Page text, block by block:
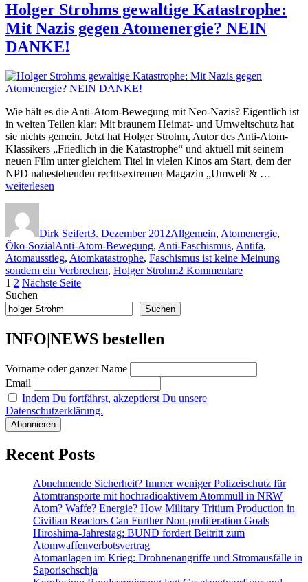
einige
gute
Neonazis“
Holger Strohms gewaltige Katastrophe:
Mit Nazis gegen Atomenergie? NEIN
DANKE!
Wie hält es die Anti-Atom-Bewegung mit Neo-Nazis? Eigentlich ist
in weiten Teilen klar: Mit braunem Heimat- und Umweltschutz hat
sie nichts gemein. Jetzt hat Holger Strohm, Autor des Anti-Atom-
Klassikers „Friedlich in die Katastrophe“ und aktuell mit seinem
neuen Film unter gleichem Titel in vielen Kinos am Start, dem der
NPD nahestehenden rechtsextremen Magazin „Umwelt & …
Nazis
weiterlesen
Dirk Seifert3. Dezember 2012Allgemein, Atomenergie,
Öko-SozialSchlagwörter
Anti-Atom-Bewegung, Anti-Faschismus, Antifa,
Atomausstieg, Atomkatastrophe, Faschismus ist keine Meinung
sondern ein Verbrechen, Holger Strohm2 Kommentarezu
Seitennummerierung
der
Beiträge
Seite
1 Seite
2 Nächste Seite
Suchen
Suchen
INFO|NEWS bestellen
Vorname oder ganzer Name
Email
Indem Du fortfährst, akzeptierst Du unsere
Datenschutzerklärung.
Recent Posts
Abnehmende Sicherheit? Immer weniger Polizeischutz für
Atomtransporte mit hochradioaktivem Atommüll in NRW
Atom? Waffe? Energie? How Military Tritium Production in
Civilian Reactors Can Further Non-proliferation Goals
Hiroshima-Jahrestag: BUND fordert Beitritt zum
Atomwaffenverbotsvertrag
Atomanlagen im Krieg: Drohnenangriffe und Stromausfälle in
Saporischschja